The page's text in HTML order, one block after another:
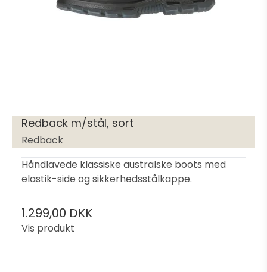
Redback m/stål, sort
Redback
Håndlavede klassiske australske boots med
elastik-side og sikkerhedsstålkappe.
1.299,00 DKK
Vis produkt